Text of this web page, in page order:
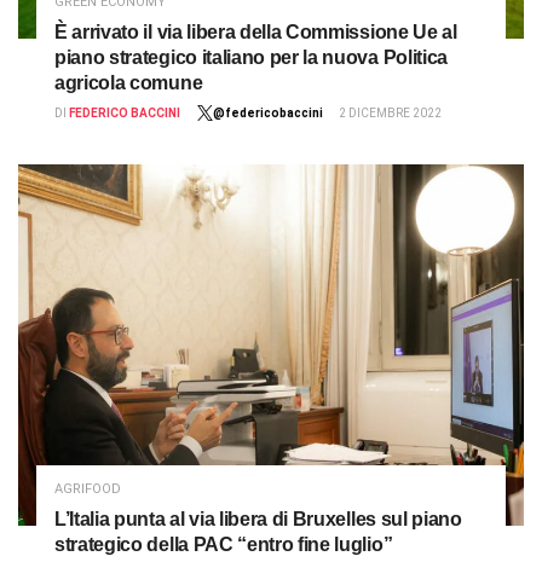
È arrivato il via libera della Commissione Ue al
piano strategico italiano per la nuova Politica
agricola comune
DI FEDERICO BACCINI @federicobaccini 2 DICEMBRE 2022
AGRIFOOD
L’Italia punta al via libera di Bruxelles sul piano
strategico della PAC “entro fine luglio”